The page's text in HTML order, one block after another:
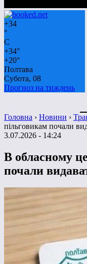
+34
°
C
+34°
+20°
Полтава
Субота, 08
Прогноз на тиждень
Головна › Новини ›
пільговикам почали
3.07.2026 - 14:24
В обласному
почали